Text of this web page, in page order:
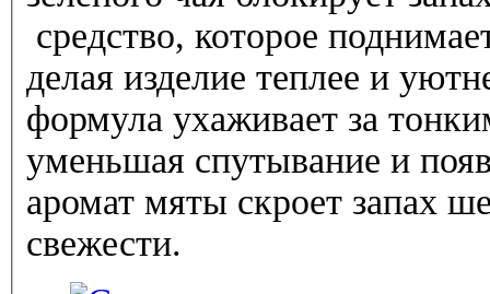
средство, которое
делая изделие теплее и
формула ухаживает за
уменьшая спутывание и
аромат мяты скроет запах
свежести.